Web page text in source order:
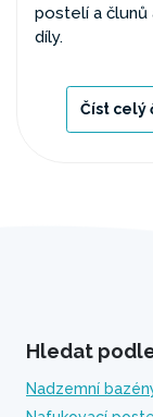
postelí a člunů
díly.
Číst celý
Hledat
Nadzemní